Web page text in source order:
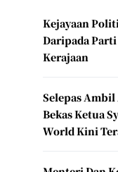
Kejayaan
Daripada
Kerajaan
Selepas
Bekas Ketua
World Kini